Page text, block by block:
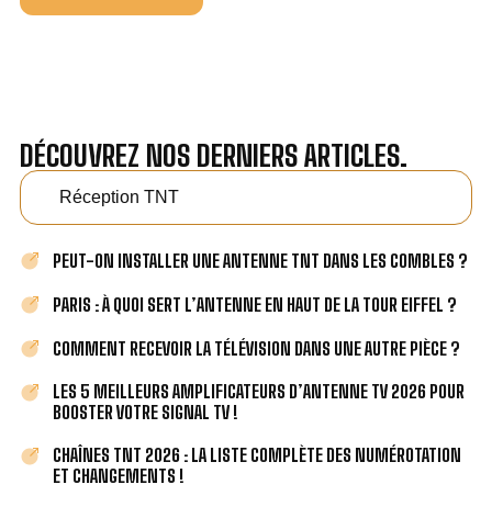
DÉCOUVREZ NOS DERNIERS ARTICLES.
Réception TNT
PEUT-ON INSTALLER UNE ANTENNE TNT DANS LES COMBLES ?
PARIS : À QUOI SERT L’ANTENNE EN HAUT DE LA TOUR EIFFEL ?
COMMENT RECEVOIR LA TÉLÉVISION DANS UNE AUTRE PIÈCE ?
LES 5 MEILLEURS AMPLIFICATEURS D’ANTENNE TV 2026 POUR
BOOSTER VOTRE SIGNAL TV !
CHAÎNES TNT 2026 : LA LISTE COMPLÈTE DES NUMÉROTATION
ET CHANGEMENTS !